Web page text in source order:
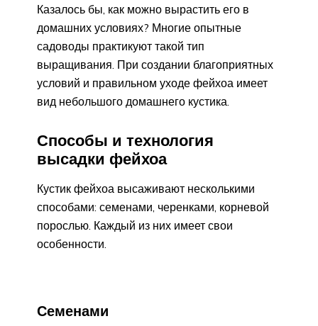
Казалось бы, как можно вырастить его в
домашних условиях? Многие опытные
садоводы практикуют такой тип
выращивания. При создании благоприятных
условий и правильном уходе фейхоа имеет
вид небольшого домашнего кустика.
Способы и технология
высадки фейхоа
Кустик фейхоа высаживают несколькими
способами: семенами, черенками, корневой
порослью. Каждый из них имеет свои
особенности.
Семенами